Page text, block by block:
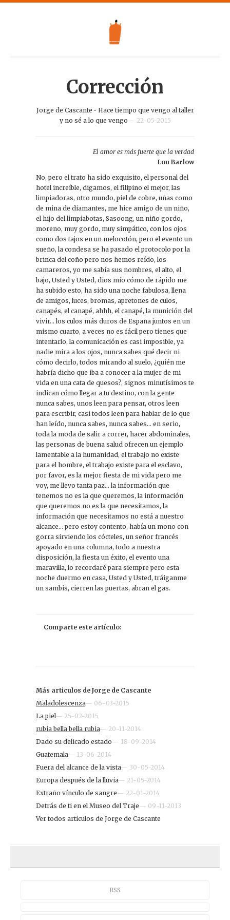
Corrección
Jorge de Cascante • Hace tiempo que vengo al taller
y no sé a lo que vengo— 22-05-2015
El amor es más fuerte que la verdad
Lou Barlow
No, pero el trato ha sido exquisito, el personal del
hotel increíble, digamos, el filipino el mejor, las
limpiadoras, otro mundo, piel de cobre, uñas como
de mina de diamantes, me hice amigo de un niño,
el hijo del limpiabotas, Sasoong, un niño gordo,
moreno, muy gordo, muy simpático, con los ojos
como dos tajos en un melocotón, pero el evento un
sueño, la condesa se ha pasado el protocolo por la
brinca del coño pero nos hemos reído, los
camareros, yo me sabía sus nombres, el alto, el
bajo, Usted y Usted, dios mío cómo de rápido me
ha subido esto, ha sido una noche fabulosa, llena
de amigos, luces, bromas, apretones de culos,
canapés, el canapé, ahhh, el canapé, la munición del
vivir… los culos más duros de España juntos en un
mismo cuarto, a veces no es fácil pero tienes que
intentarlo, la comunicación es casi imposible, ya
nadie mira a los ojos, nunca sabes qué decir ni
cómo decirlo, todos mirando al suelo, ¿quién me
habría dicho que iba a conocer a la mujer de mi
vida en una cata de quesos?, signos minutísimos te
indican cómo llegar a tu destino, con la gente
nunca sabes, unos leen para pensar, otros leen
para escribir, casi todos leen para hablar de lo que
han leído, nunca sabes, nunca sabes… en serio,
toda la moda de salir a correr, hacer abdominales,
las personas de buena salud ofrecen un ejemplo
lamentable a la humanidad, el trabajo no existe
para el hombre, el trabajo existe para el esclavo,
por favor, es la mejor fiesta de mi vida pero me
voy, me llevo tanta paz… la información que
tenemos no es la que queremos, la información
que queremos no es la que necesitamos, la
información que necesitamos no está a nuestro
alcance… pero estoy contento, había un mono con
gorra sirviendo los cócteles, un señor francés
apoyado en una columna, todo a nuestra
disposición, la fiesta un éxito, el evento una
maravilla, lo recordaré para siempre pero esta
noche duermo en casa, Usted y Usted, tráiganme
un sambis, cierren las puertas, abran el gas.
Comparte este artículo:
Más articulos de Jorge de Cascante
Maladolescenza— 06-03-2015
La piel— 25-02-2015
rubia bella bella rubia— 20-11-2014
Dado su delicado estado— 18-09-2014
Guatemala— 13-06-2014
Fuera del alcance de la vista— 30-05-2014
Europa después de la lluvia— 21-05-2014
Extraño vínculo de sangre— 22-01-2014
Detrás de ti en el Museo del Traje— 09-11-2013
Ver todos articulos de Jorge de Cascante
RSS